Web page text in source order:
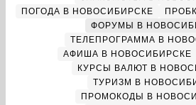
ПОГОДА В НОВОСИБИРСКЕ
ФОРУМЫ В
ТЕЛЕПРОГРАММА В
АФИША В НОВОСИБИРСКЕ
КУРСЫ ВАЛЮТ В
ТУРИЗМ В
ПРОМОКОДЫ В